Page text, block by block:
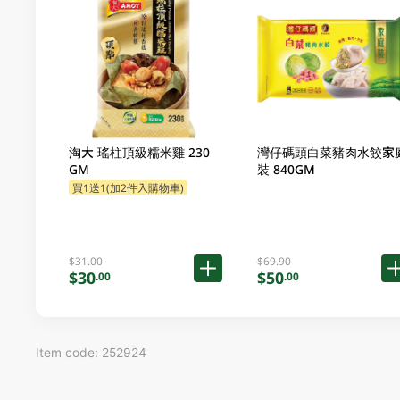
淘大 瑤柱頂級糯米雞 230
GM
買1送1(加2件入購物車)
$31.00
$30.00
灣仔碼頭白菜豬肉水餃家
裝 840GM
$69.90
$50.00
Item code: 252924